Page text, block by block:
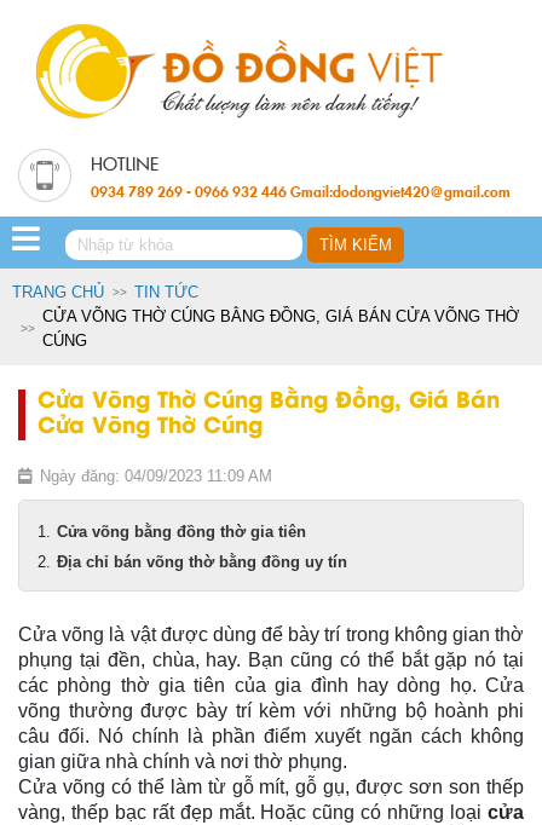
0934 789 269 - 0966 932 446 Gmail:dodongviet420@gmail.com
TRANG CHỦ
TIN TỨC
CỬA VÕNG THỜ CÚNG BẰNG ĐỒNG, GIÁ BÁN CỬA VÕNG THỜ
CÚNG
Cửa Võng Thờ Cúng Bằng Đồng, Giá Bán
Cửa Võng Thờ Cúng
Ngày đăng: 04/09/2023 11:09 AM
Cửa võng bằng đồng thờ gia tiên
Địa chỉ bán võng thờ bằng đồng uy tín
Cửa võng là vật được dùng để bày trí trong không gian thờ
phụng tại đền, chùa, hay. Bạn cũng có thể bắt gặp nó tại
các phòng thờ gia tiên của gia đình hay dòng họ. Cửa
võng thường được bày trí kèm với những bộ hoành phi
câu đối. Nó chính là phần điểm xuyết ngăn cách không
gian giữa nhà chính và nơi thờ phụng.
Cửa võng có thể làm từ gỗ mít, gỗ gụ, được sơn son thếp
vàng, thếp bạc rất đẹp mắt. Hoặc cũng có những loại cửa